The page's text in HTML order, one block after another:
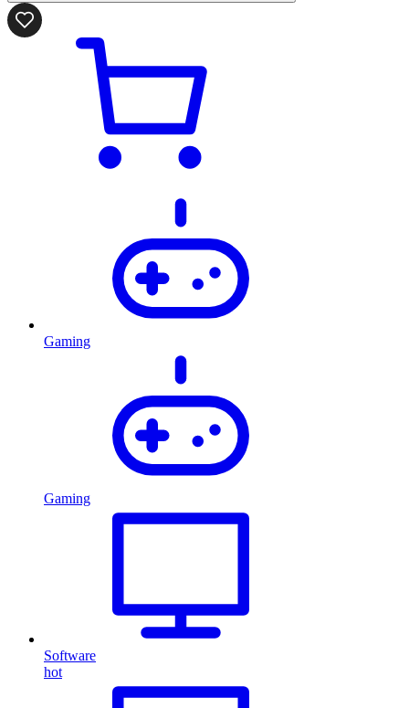
Gaming
Gaming
Software
hot